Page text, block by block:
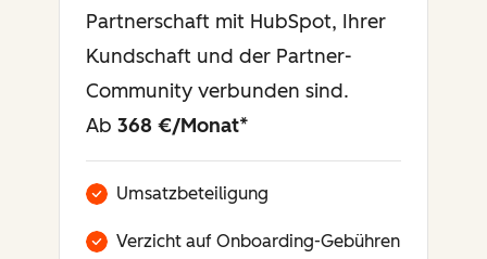
Partnerschaft mit HubSpot, Ihrer
Kundschaft und der Partner-
Community verbunden sind.
Ab 368 €/Monat*
Umsatzbeteiligung
Verzicht auf Onboarding-Gebühren